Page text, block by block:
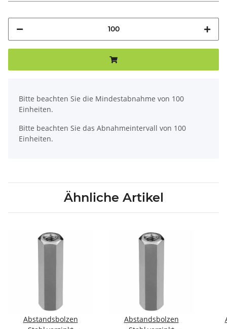
Bitte beachten Sie die Mindestabnahme von 100
Einheiten.
Bitte beachten Sie das Abnahmeintervall von 100
Einheiten.
Ähnliche Artikel
Abstandsbolzen
Abstandsbolzen